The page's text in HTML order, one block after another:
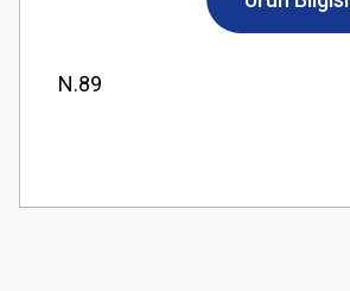
N.89
Görüş ve önerileriniz için teşekkür ederiz.